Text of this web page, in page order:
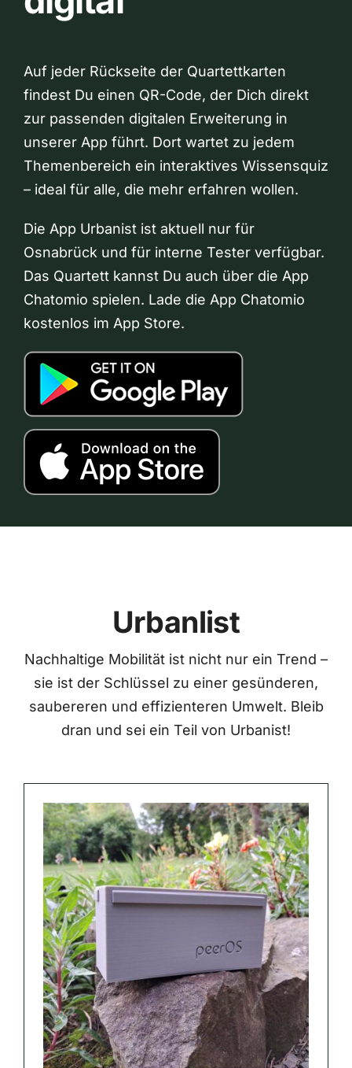
Auf jeder Rückseite der Quartettkarten
findest Du einen QR-Code, der Dich direkt
zur passenden digitalen Erweiterung in
unserer App führt. Dort wartet zu jedem
Themenbereich ein interaktives Wissensquiz
– ideal für alle, die mehr erfahren wollen.
Die App Urbanist ist aktuell nur für
Osnabrück und für interne Tester verfügbar.
Das Quartett kannst Du auch über die App
Chatomio spielen. Lade die App Chatomio
kostenlos im App Store.
Urbanlist
Nachhaltige Mobilität ist nicht nur ein Trend –
sie ist der Schlüssel zu einer gesünderen,
saubereren und effizienteren Umwelt. Bleib
dran und sei ein Teil von Urbanist!